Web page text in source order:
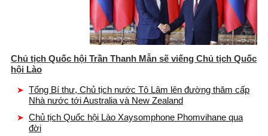
Chủ tịch Quốc hội Trần Thanh Mẫn sẽ viếng Chủ tịch Quốc
hội Lào
Tổng Bí thư, Chủ tịch nước Tô Lâm lên đường thăm cấp
Nhà nước tới Australia và New Zealand
Chủ tịch Quốc hội Lào Xaysomphone Phomvihane qua
đời